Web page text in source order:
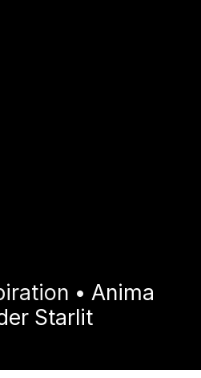
• Anima
Starlit